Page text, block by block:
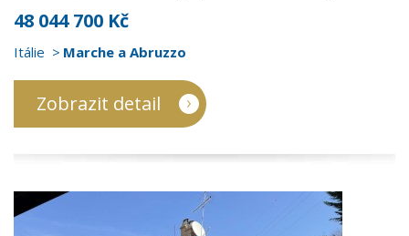
48 044 700 Kč
Itálie Marche a Abruzzo
Zobrazit detail